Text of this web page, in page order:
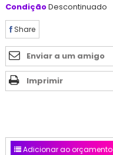
CondiçãoDescontinuado
Share
Enviar a um amigo
Imprimir
Adicionar ao orçamento